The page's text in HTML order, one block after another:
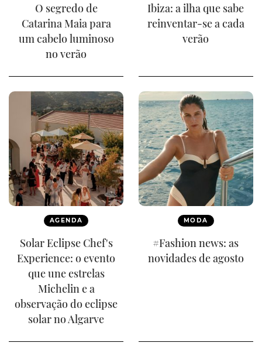
O segredo de
Catarina Maia para
um cabelo luminoso
no verão
Ibiza: a ilha que sabe
reinventar-se a cada
verão
AGENDA
Solar Eclipse Chef's
Experience: o evento
que une estrelas
Michelin e a
observação do eclipse
solar no Algarve
MODA
#Fashion news: as
novidades de agosto